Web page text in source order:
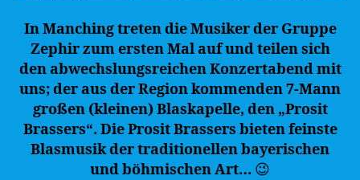
In Manching treten die Musiker der Gruppe
Zephir zum ersten Mal auf und teilen sich
den abwechslungsreichen Konzertabend mit
uns; der aus der Region kommenden 7-Mann
großen (kleinen) Blaskapelle, den „Prosit
Brassers“. Die Prosit Brassers bieten feinste
Blasmusik der traditionellen bayerischen
und böhmischen Art… 😉